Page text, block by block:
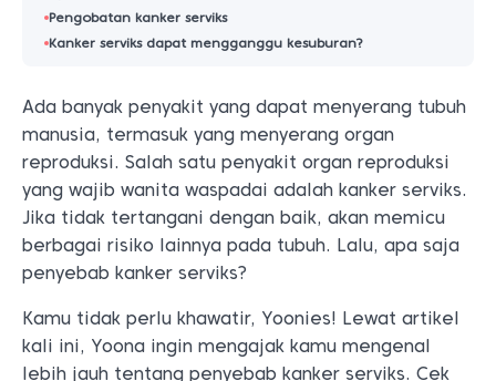
Pengobatan kanker serviks
Kanker serviks dapat mengganggu kesuburan?
Ada banyak penyakit yang dapat menyerang tubuh
manusia, termasuk yang menyerang organ
reproduksi. Salah satu penyakit organ reproduksi
yang wajib wanita waspadai adalah kanker serviks.
Jika tidak tertangani dengan baik, akan memicu
berbagai risiko lainnya pada tubuh. Lalu, apa saja
penyebab kanker serviks?
Kamu tidak perlu khawatir, Yoonies! Lewat artikel
kali ini, Yoona ingin mengajak kamu mengenal
lebih jauh tentang penyebab kanker serviks. Cek